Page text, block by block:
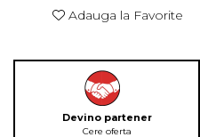
Adauga la Favorite
Devino partener
Cere oferta